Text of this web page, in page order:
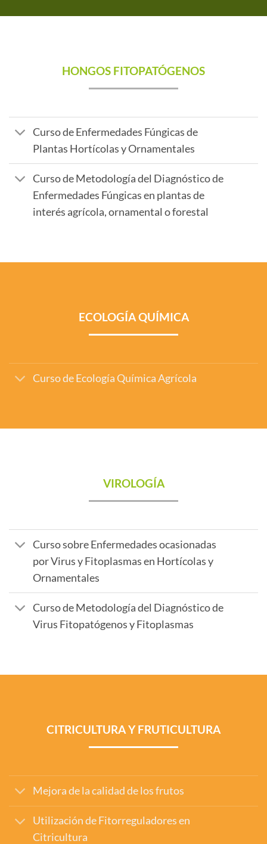
HONGOS FITOPATÓGENOS
Curso de Enfermedades Fúngicas de
Plantas Hortícolas y Ornamentales
Curso de Metodología del Diagnóstico de
Enfermedades Fúngicas en plantas de
interés agrícola, ornamental o forestal
ECOLOGÍA QUÍMICA
Curso de Ecología Química Agrícola
VIROLOGÍA
Curso sobre Enfermedades ocasionadas
por Virus y Fitoplasmas en Hortícolas y
Ornamentales
Curso de Metodología del Diagnóstico de
Virus Fitopatógenos y Fitoplasmas
CITRICULTURA Y FRUTICULTURA
Mejora de la calidad de los frutos
Utilización de Fitorreguladores en
Citricultura